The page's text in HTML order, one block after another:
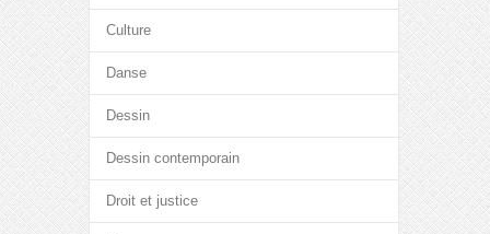
Culture
Danse
Dessin
Dessin contemporain
Droit et justice